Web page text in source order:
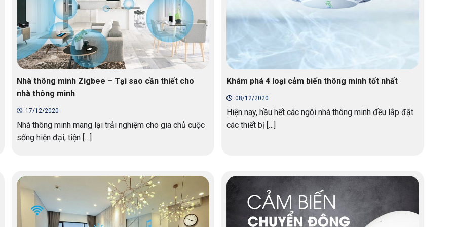
Nhà thông minh Zigbee – Tại sao cần thiết cho
nhà thông minh
17/12/2020
Nhà thông minh mang lại trải nghiệm cho gia chủ cuộc
sống hiện đại, tiện […]
Khám phá 4 loại cảm biến thông minh tốt nhất
08/12/2020
Hiện nay, hầu hết các ngôi nhà thông minh đều lắp đặt
các thiết bị […]